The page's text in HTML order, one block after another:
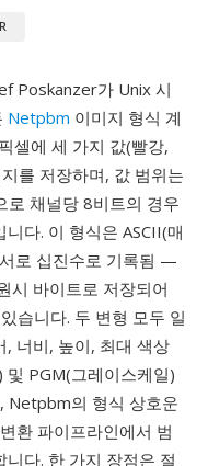
Poskanzer가 Unix 시
Netpbm 이미지 형식 계
셀에 세 가지 값(빨강,
를 저장하며, 값 범위는
로 채널당 8비트의 경우
다. 이 형식은 ASCII(매
로 십진수로 기록됨 —
시 바이트로 저장되어
습니다. 두 변형 모두 일
, 너비, 높이, 최대 색상
및 PGM(그레이스케일)
Netpbm의 형식 상호운
환 파이프라인에서 범
다. 한 가지 장점은 절